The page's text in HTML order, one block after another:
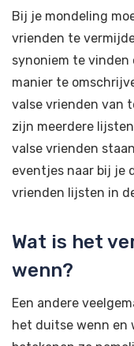
Bij je mondeling
vrienden te
synoniem te vinden
manier te
valse vrienden van
zijn meerdere
valse vrienden
eventjes naar bij je
vrienden lijsten in
Wat is het
wenn?
Een andere
het duitse wenn en